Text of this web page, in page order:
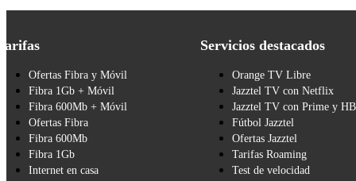
Ofertas Fibra y Móvil
Fibra 1Gb + Móvil
Fibra 600Mb + Móvil
Ofertas Fibra
Fibra 600Mb
Fibra 1Gb
Internet en casa
Servicios destacados
Orange TV Libre
Jazztel TV con Netflix
Jazztel TV con Prime y
Fútbol Jazztel
Ofertas Jazztel
Tarifas Roaming
Test de velocidad